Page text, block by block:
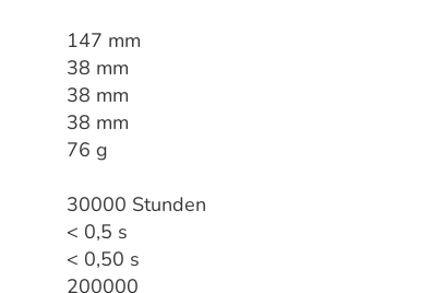
147 mm
38 mm
38 mm
38 mm
76 g
30000 Stunden
< 0,5 s
< 0,50 s
200000